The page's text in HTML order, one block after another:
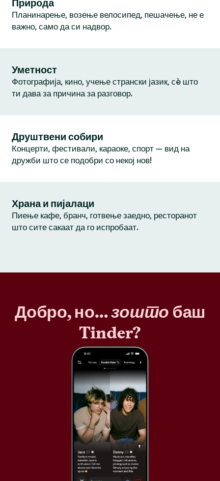
Природа
Планинарење, возење велосипед, пешачење, не е
важно, само да си надвор.
Уметност
Фотографија, кино, учење странски јазик, сè што
ти дава за причина за разговор.
Друштвени собири
Концерти, фестивали, караоке, спорт — вид на
дружби што се подобри со некој нов!
Храна и пијалаци
Пиење кафе, бранч, готвење заедно, ресторанот
што сите сакаат да го испробаат.
Добро, но…зошто баш
Tinder?